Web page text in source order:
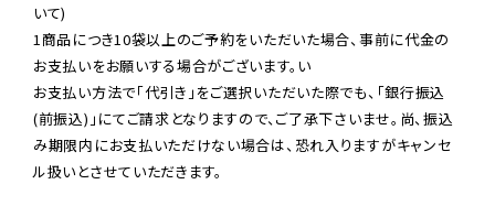
いて)
1商品につき10袋以上のご予約をいただいた場合、事前に代金の
お支払いをお願いする場合がございます。い
お支払い方法で「代引き」をご選択いただいた際でも、「銀行振込
(前振込)」にてご請求となりますので、ご了承下さいませ。尚、振込
み期限内にお支払いただけない場合は、恐れ入りますがキャンセ
ル扱いとさせていただきます。